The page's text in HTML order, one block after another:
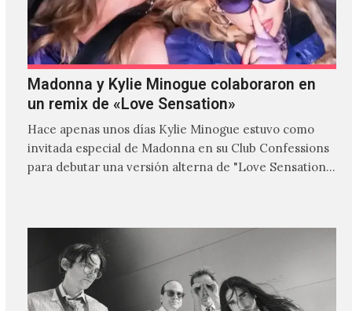
Madonna y Kylie Minogue colaboraron en
un remix de «Love Sensation»
Hace apenas unos días Kylie Minogue estuvo como
invitada especial de Madonna en su Club Confessions
para debutar una versión alterna de "Love Sensation",